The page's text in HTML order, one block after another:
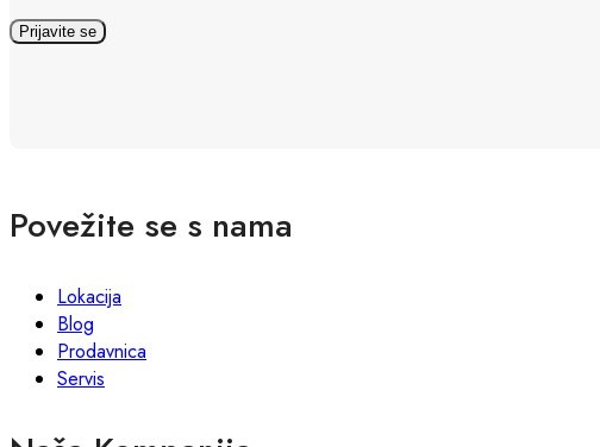
Povežite se s nama
Lokacija
Blog
Prodavnica
Servis